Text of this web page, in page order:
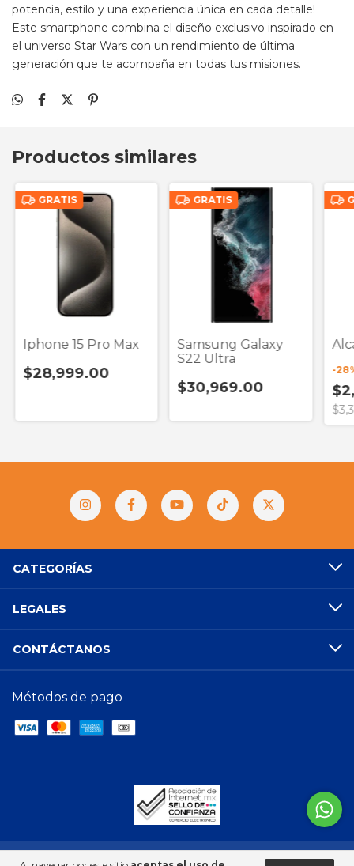
potencia, estilo y una experiencia única en cada detalle!
Este smartphone combina el diseño exclusivo inspirado en
el universo Star Wars con un rendimiento de última
generación que te acompaña en todas tus misiones.
Productos similares
GRATIS
Iphone 15 Pro Max
$28,999.00
GRATIS
Samsung Galaxy
S22 Ultra
$30,969.00
-28
CATEGORÍAS
LEGALES
CONTÁCTANOS
Métodos de pago